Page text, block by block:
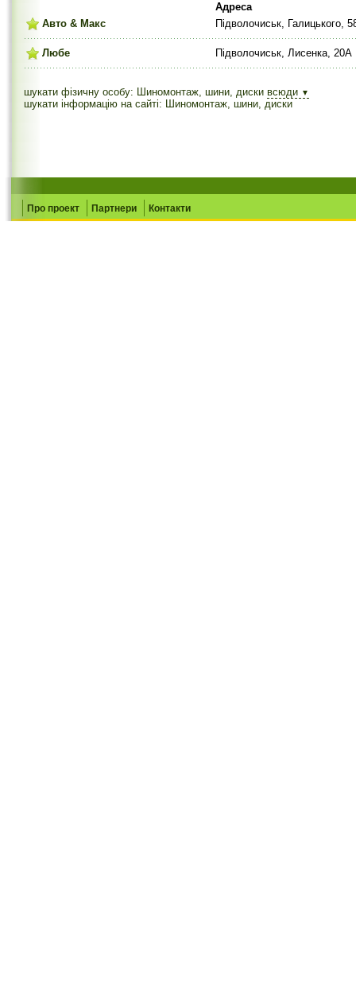
Адреса
Авто & Макс
Підволочиськ, Галицького,
Любе Підволочиськ, Лисенка, 20А
шукати фізичну особу: Шиномонтаж, шини, диски всюди ▼
шукати інформацію на сайті: Шиномонтаж, шини, диски
Про проект Партнери Контакти